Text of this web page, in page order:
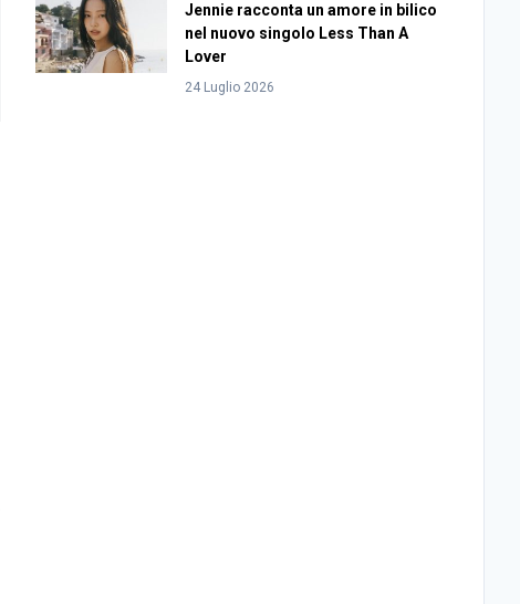
Jennie racconta un amore in bilico
nel nuovo singolo Less Than A
Lover
24 Luglio 2026